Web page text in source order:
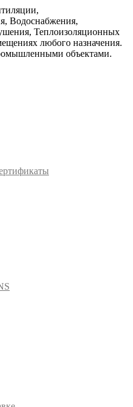
Водоснабжения,
Теплоизоляционных
любoгo нaзначeния.
объектaми.